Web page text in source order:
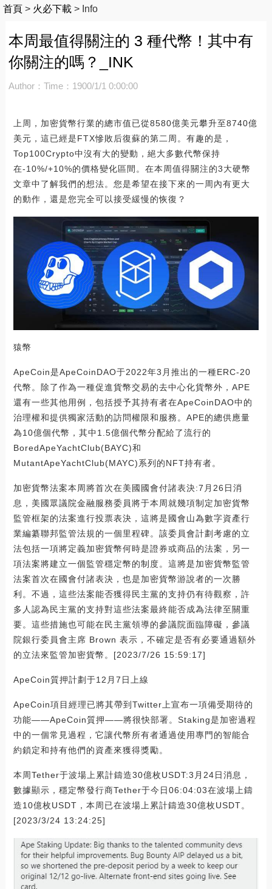
首頁 > 火必下載 > Info
本周最值得關注的 3 種代幣！其中有
你關注的嗎？_INK
Author： Time：1900/1/1 0:00:00
上周，加密貨幣行業的總市值已從8580億美元攀升至8740億
美元，這已經是FTX慘敗后復蘇的第二周。有趣的是，
Top100Crypto中沒有大的變動，絕大多數代幣保持
在-10%/+10%的價格變化區間。在本周值得關注的3大硬幣
文章中了解我們的想法。您是希望在接下來的一周內有更大
的動作，還是您完全可以接受緩慢的恢復？
猿幣
ApeCoin是ApeCoinDAO于2022年3月推出的一種ERC-20
代幣。除了作為一種促進貨幣交易的去中心化貨幣外，APE
還有一些其他用例，包括授予其持有者在ApeCoinDAO中的
治理權和提供獨家活動的訪問權限和服務。APE的總供應量
為10億個代幣，其中1.5億個代幣分配給了流行的
BoredApeYachtClub(BAYC)和
MutantApeYachtClub(MAYC)系列的NFT持有者。
加密貨幣法案本周將首次在美國國會付諸表決:7月26日消
息，美國眾議院金融服務委員將于本周就幾項制定加密貨幣
監管框架的法案進行投票表決，這將是國會山為數字資產行
業編纂聯邦監管法規的一個里程碑。該委員會計劃考慮的立
法包括一項將定義加密貨幣何時是證券或商品的法案，另一
項法案將建立一個監管穩定幣的制度。這將是加密貨幣監管
法案首次在國會付諸表決，也是加密貨幣游說者的一次勝
利。不過，這些法案能否獲得民主黨的支持仍有待觀察，許
多人認為民主黨的支持對這些法案最終能否成為法律至關重
要。這些措施也可能在民主黨領導的參議院面臨障礙，參議
院銀行委員會主席 Brown 表示，不確定是否有必要通過額外
的立法來監管加密貨幣。[2023/7/26 15:59:17]
ApeCoin質押計劃于12月7日上線
ApeCoin項目經理已將其帶到Twitter上宣布一項備受期待的
功能——ApeCoin質押——將很快部署。Staking是加密過程
中的一個常見過程，它讓代幣所有者通過使用專門的智能合
約鎖定和持有他們的資產來獲得獎勵。
本周Tether于波場上累計鑄造30億枚USDT:3月24日消息，
數據顯示，穩定幣發行商Tether于今日06:04:03在波場上鑄
造10億枚USDT，本周已在波場上累計鑄造30億枚USDT。
[2023/3/24 13:24:25]